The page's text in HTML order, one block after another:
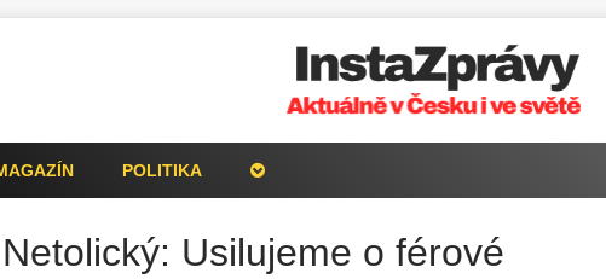
POLITIKA
Usilujeme o férové